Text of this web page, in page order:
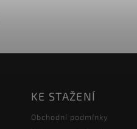
KE STAŽENÍ
Obchodní podmínky